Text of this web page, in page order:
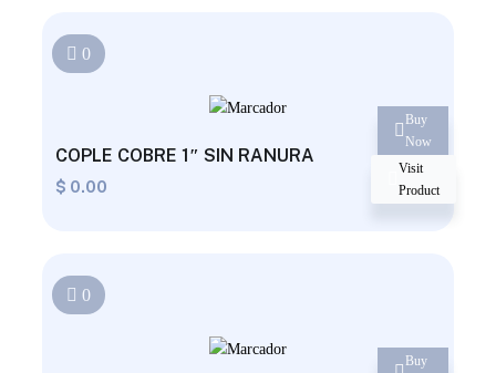
Buy
Now
Visit
Product
0
COPLE COBRE 1″ SIN RANURA
$ 0.00
Buy
0